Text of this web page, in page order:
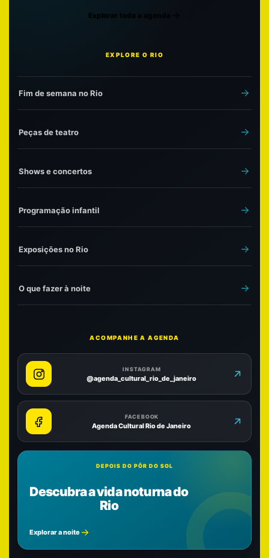
Explorar toda a agenda
EXPLORE O RIO
Fim de semana no Rio
Peças de teatro
Shows e concertos
Programação infantil
Exposições no Rio
O que fazer à noite
ACOMPANHE A AGENDA
INSTAGRAM
@agenda_cultural_rio_de_janeiro
FACEBOOK
Agenda Cultural Rio de Janeiro
DEPOIS DO PÔR DO SOL
Descubra a vida noturna do
Rio
Explorar a noite